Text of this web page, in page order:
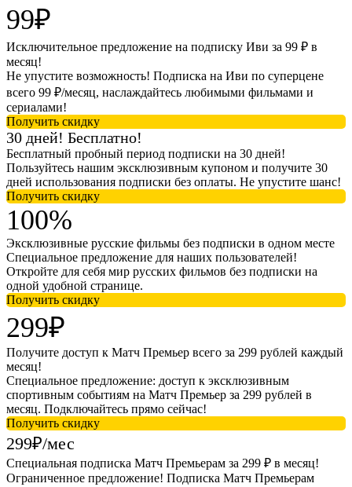
99₽
Исключительное предложение на подписку Иви за 99 ₽ в
месяц!
Не упустите возможность! Подписка на Иви по суперцене
всего 99 ₽/месяц, наслаждайтесь любимыми фильмами и
сериалами!
Получить скидку
30 дней! Бесплатно!
Бесплатный пробный период подписки на 30 дней!
Пользуйтесь нашим эксклюзивным купоном и получите 30
дней использования подписки без оплаты. Не упустите шанс!
Получить скидку
100%
Эксклюзивные русские фильмы без подписки в одном месте
Специальное предложение для наших пользователей!
Откройте для себя мир русских фильмов без подписки на
одной удобной странице.
Получить скидку
299₽
Получите доступ к Матч Премьер всего за 299 рублей каждый
месяц!
Специальное предложение: доступ к эксклюзивным
спортивным событиям на Матч Премьер за 299 рублей в
месяц. Подключайтесь прямо сейчас!
Получить скидку
299₽/мес
Специальная подписка Матч Премьерам за 299 ₽ в месяц!
Ограниченное предложение! Подписка Матч Премьерам